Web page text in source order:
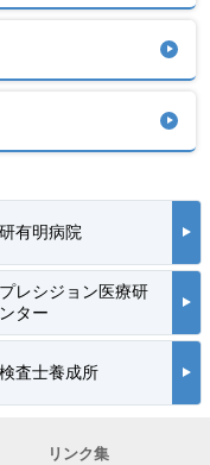
有明病院
レシジョン医療研
ター
査士養成所
リンク集